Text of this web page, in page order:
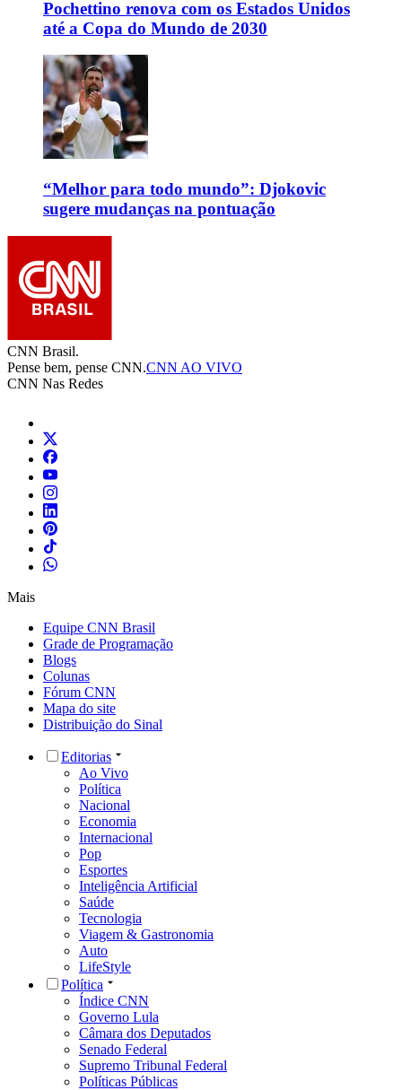
Pochettino renova com os Estados Unidos
até a Copa do Mundo de 2030
“Melhor para todo mundo”: Djokovic
sugere mudanças na pontuação
CNN Brasil.
Pense bem, pense CNN.CNN AO VIVO
CNN Nas Redes
Mais
Equipe CNN Brasil
Grade de Programação
Blogs
Colunas
Fórum CNN
Mapa do site
Distribuição do Sinal
Editorias
Ao Vivo
Política
Nacional
Economia
Internacional
Pop
Esportes
Inteligência Artificial
Saúde
Tecnologia
Viagem & Gastronomia
Auto
LifeStyle
Política
Índice CNN
Governo Lula
Câmara dos Deputados
Senado Federal
Supremo Tribunal Federal
Políticas Públicas